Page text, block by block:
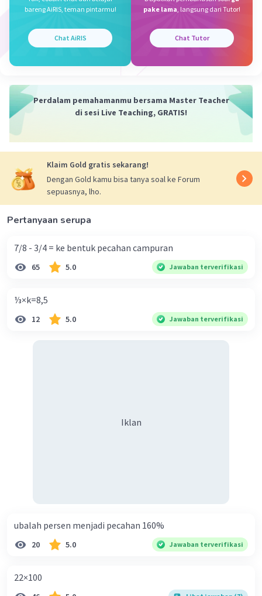
bareng AiRIS, teman pintarmu!
Chat AiRIS
pake lama, langsung dari Tutor!
Chat Tutor
Perdalam pemahamanmu bersama Master Teacher
di sesi Live Teaching, GRATIS!
Klaim Gold gratis sekarang!
Dengan Gold kamu bisa tanya soal ke Forum
sepuasnya, lho.
Pertanyaan serupa
7/8 - 3/4 = ke bentuk pecahan campuran
65 5.0 Jawaban terverifikasi
⅓×k=8,5
12 5.0 Jawaban terverifikasi
Iklan
ubalah persen menjadi pecahan 160%
20 5.0 Jawaban terverifikasi
22×100